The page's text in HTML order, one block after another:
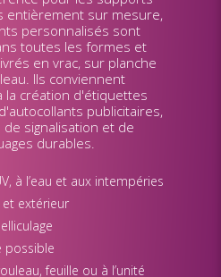
entièrement sur mesure,
personnalisés sont
toutes les formes et
en vrac, sur planche
Ils conviennent
la création d'étiquettes
publicitaires,
signalisation et de
durables.
à l’eau et aux intempéries
extérieur
possible
feuille ou à l’unité